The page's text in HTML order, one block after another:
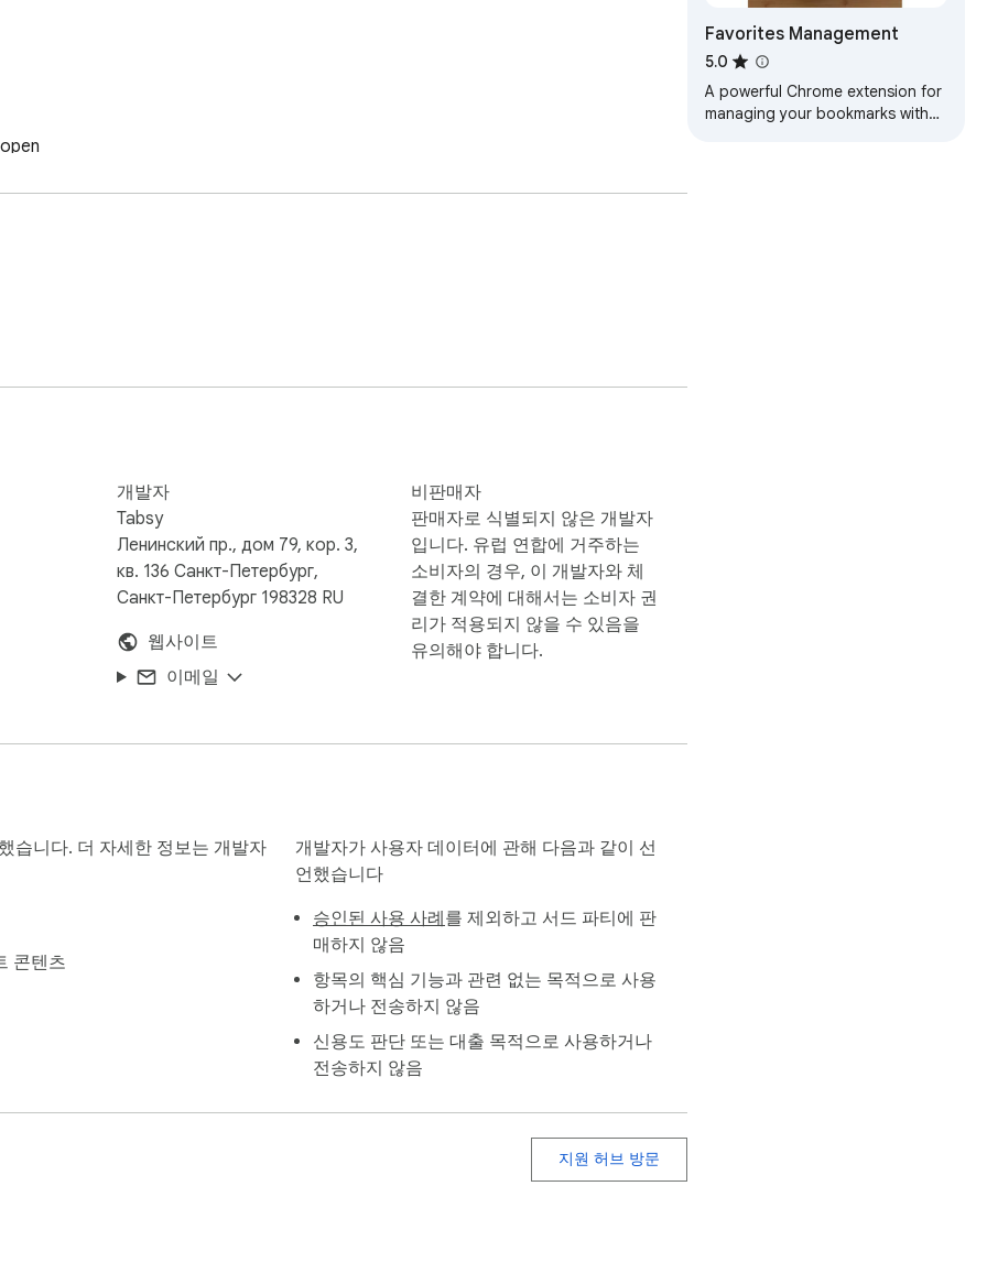
practical, and less distracting.
개발자
Tabsy
Ленинский пр., дом 79, кор. 3,
кв. 136 Санкт-Петербург,
Санкт-Петербург 198328 RU
웹사이트
이메일
비판매자
판매자로 식별되지 않은 개발자
입니다. 유럽 연합에 거주하는
소비자의 경우, 이 개발자와 체
결한 계약에 대해서는 소비자 권
리가 적용되지 않을 수 있음을
유의해야 합니다.
습니다. 더 자세한 정보는 개발자
콘텐츠
개발자가 사용자 데이터에 관해 다음과 같이 선
언했습니다
승인된 사용 사례 를 제외하고 서드 파티에 판
매하지 않음
항목의 핵심 기능과 관련 없는 목적으로 사용
하거나 전송하지 않음
신용도 판단 또는 대출 목적으로 사용하거나
전송하지 않음
지원 허브 방문
Favorites Management
5.0
A powerful Chrome extension for
managing your bookmarks with